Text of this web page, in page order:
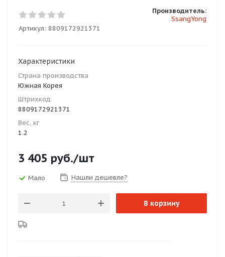
Артикул: 8809172921371
Производитель:
SsangYong
Характеристики
Страна производства
Южная Корея
Штрихкод
8809172921371
Вес, кг
1.2
3 405 руб./шт
Мало Нашли дешевле?
В корзину